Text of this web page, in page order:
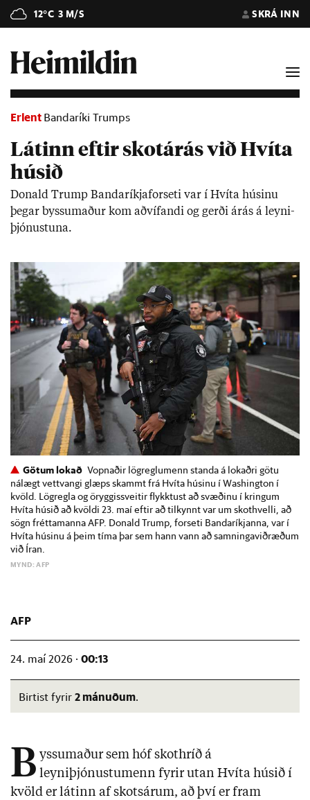
12°C 3 M/S SKRÁ INN
Erlent Bandaríki Trumps
Látinn eftir skotárás við Hvíta
húsið
Don­ald Trump Banda­ríkja­for­seti var í Hvíta hús­inu
þeg­ar bys­su­m­að­ur kom að­víf­andi og gerði árás á leyni­
þjón­ust­una.
Götum lokað Vopnaðir lögreglumenn standa á lokaðri götu
nálægt vettvangi glæps skammt frá Hvíta húsinu í Washington í
kvöld. Lögregla og öryggissveitir flykktust að svæðinu í kringum
Hvíta húsið að kvöldi 23. maí eftir að tilkynnt var um skothvelli, að
sögn fréttamanna AFP. Donald Trump, forseti Bandaríkjanna, var í
Hvíta húsinu á þeim tíma þar sem hann vann að samningaviðræðum
við Íran.
MYND: AFP
AFP
24. maí 2026 · 00:13
Birtist fyrir 2 mánuðum.
B yssumaður sem hóf skothríð á
leyniþjónustumenn fyrir utan Hvíta húsið í
kvöld er látinn af skotsárum, að því er fram